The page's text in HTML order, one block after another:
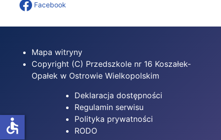
Facebook
Mapa witryny
Copyright (C) Przedszkole nr 16 Koszałek-
Opałek w Ostrowie Wielkopolskim
Deklaracja dostępności
Regulamin serwisu
Polityka prywatności
RODO
accessible